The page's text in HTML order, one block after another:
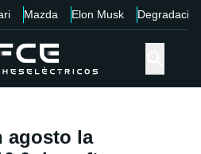
Mazda Elon Musk Degradación
agosto la